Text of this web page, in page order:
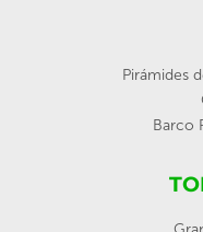
Pirámides
Barco